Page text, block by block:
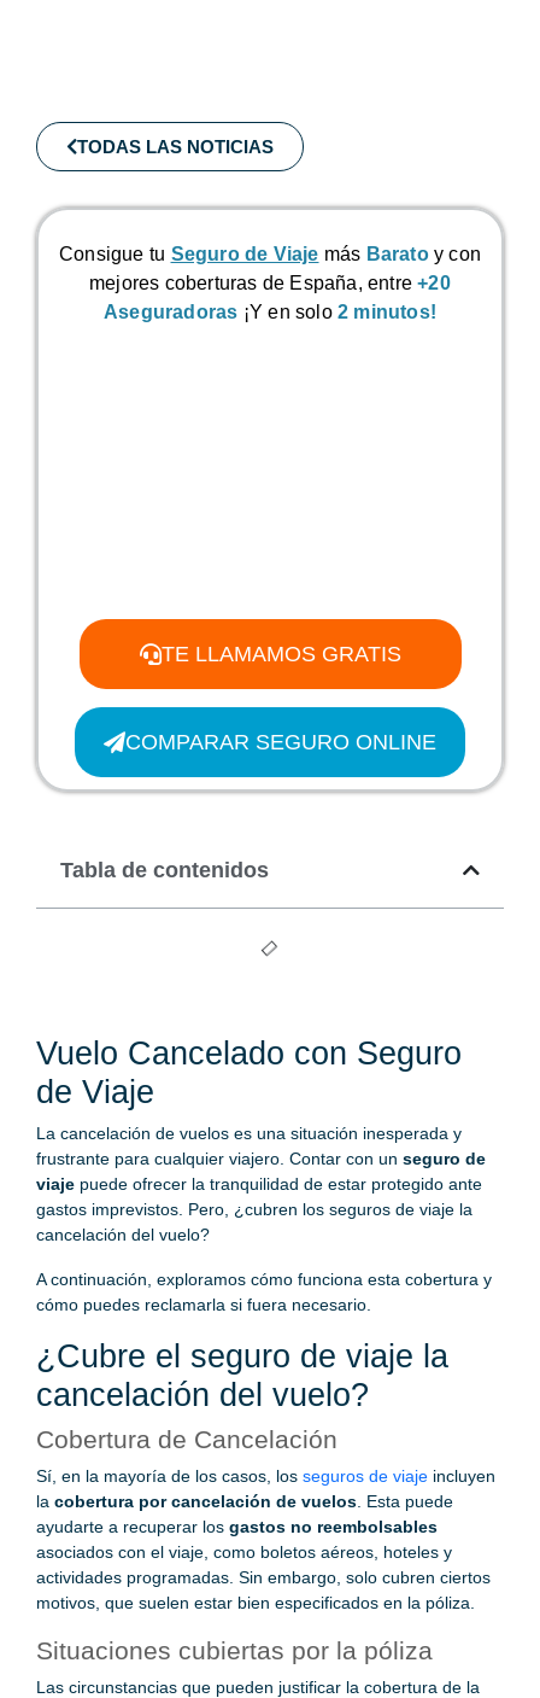
Vuelo Cancelado con Seguro
de Viaje
La cancelación de vuelos es una situación inesperada y
frustrante para cualquier viajero. Contar con un seguro de
viaje puede ofrecer la tranquilidad de estar protegido ante
gastos imprevistos. Pero, ¿cubren los seguros de viaje la
cancelación del vuelo?
A continuación, exploramos cómo funciona esta cobertura y
cómo puedes reclamarla si fuera necesario.
¿Cubre el seguro de viaje la
cancelación del vuelo?
Cobertura de Cancelación
Sí, en la mayoría de los casos, los seguros de viaje incluyen
la cobertura por cancelación de vuelos . Esta puede
ayudarte a recuperar los gastos no reembolsables
asociados con el viaje, como boletos aéreos, hoteles y
actividades programadas. Sin embargo, solo cubren ciertos
motivos, que suelen estar bien especificados en la póliza.
Situaciones cubiertas por la póliza
Las circunstancias que pueden justificar la cobertura de la
TODAS LAS NOTICIAS
Consigue tu Seguro de Viaje más Baratoy con
mejores coberturas de España, entre+20
Aseguradoras ¡Y en solo 2 minutos!
TE LLAMAMOS GRATIS
COMPARAR SEGURO ONLINE
Tabla de contenidos